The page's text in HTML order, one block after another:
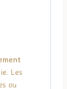
Les
ou